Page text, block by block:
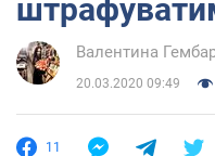
Валентина
20.03.2020 09:49
11